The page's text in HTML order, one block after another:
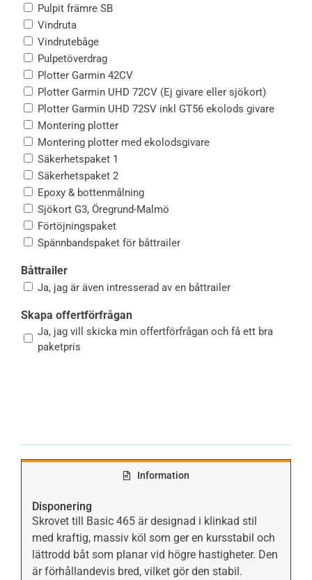
Information
Disponering
Skrovet till Basic 465 är designad i klinkad stil
med kraftig, massiv köl som ger en kursstabil och
lättrodd båt som planar vid högre hastigheter. Den
är förhållandevis bred, vilket gör den stabil.
Pulpit främre SB
Vindruta
Vindrutebåge
Pulpetöverdrag
Plotter Garmin 42CV
Plotter Garmin UHD 72CV (Ej givare eller sjökort)
Plotter Garmin UHD 72SV inkl GT56 ekolods givare
Montering plotter
Montering plotter med ekolodsgivare
Säkerhetspaket 1
Säkerhetspaket 2
Epoxy & bottenmålning
Sjökort G3, Öregrund-Malmö
Förtöjningspaket
Spännbandspaket för båttrailer
Båttrailer
Ja, jag är även intresserad av en båttrailer
Skapa offertförfrågan
Ja, jag vill skicka min offertförfrågan och få ett bra
paketpris